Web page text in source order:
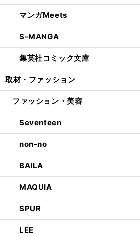
マンガMeets
S-MANGA
集英社コミック文庫
取材・ファッション
ファッション・美容
Seventeen
non-no
BAILA
MAQUIA
SPUR
LEE